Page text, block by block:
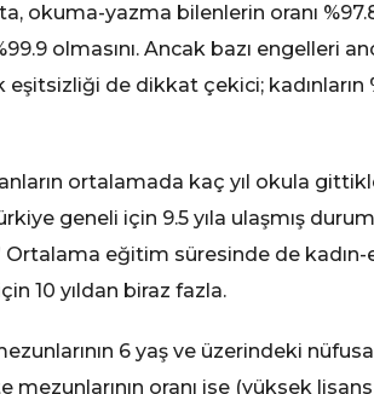
okuma-yazma bilenlerin oranı
olmasını. Ancak bazı engelleri
de dikkat çekici; kadınların
ortalamada kaç yıl okula
geneli için 9.5 yıla ulaşmış
eğitim süresinde de
10 yıldan biraz fazla.
6 yaş ve üzerindeki nüfusa
oranı ise (yüksek